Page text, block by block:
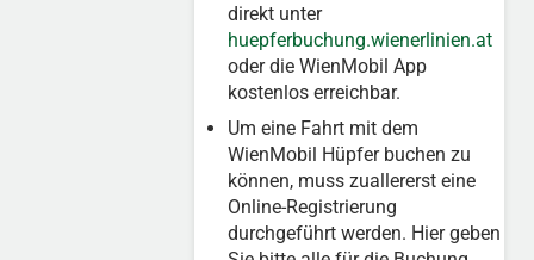
direkt unter
huepferbuchung.wienerlinien.at
oder die WienMobil App
kostenlos erreichbar.
Um eine Fahrt mit dem
WienMobil Hüpfer buchen zu
können, muss zuallererst eine
Online-Registrierung
durchgeführt werden. Hier geben